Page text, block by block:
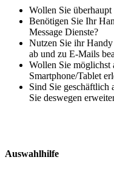
Wollen Sie
Benötigen Sie Ihr
Message Dienste?
Nutzen Sie ihr
ab und zu E-Mails
Wollen Sie möglichst
Smartphone/Tablet
Sind Sie geschäftlich
Sie deswegen
Auswahlhilfe